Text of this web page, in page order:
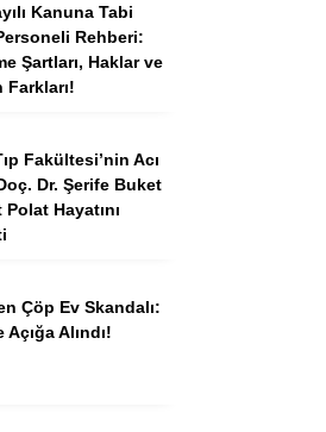
Kanuna Tabi
Rehberi:
Şartları, Haklar ve
Farkları!
Fakültesi’nin Acı
Dr. Şerife Buket
Hayatını
Çöp Ev Skandalı:
Açığa Alındı!